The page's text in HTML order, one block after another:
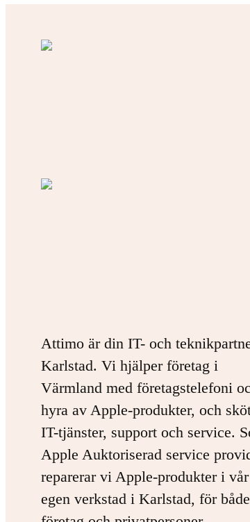
Attimo är din IT- och
Karlstad. Vi hjälper företag i
Värmland med företagstelefoni
hyra av Apple-produkter, och
IT-tjänster, support och service.
Apple Auktoriserad service
reparerar vi Apple-produkter i vår
egen verkstad i Karlstad, för både